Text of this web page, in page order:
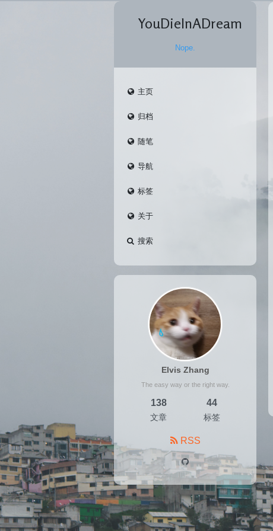
YouDieInADream
Nope.
主页
归档
随笔
导航
标签
关于
搜索
Elvis Zhang
The easy way or the right way.
138
文章
44
标签
RSS